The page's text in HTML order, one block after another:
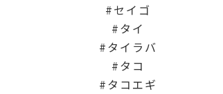
セイゴ
タイ
タイラバ
タコ
タコエギ